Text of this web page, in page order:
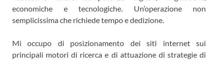
economiche e tecnologiche. Un’operazione non
semplicissima che richiede tempo e dedizione.
Mi occupo di posizionamento dei siti internet sui
principali motori di ricerca e di attuazione di strategie di